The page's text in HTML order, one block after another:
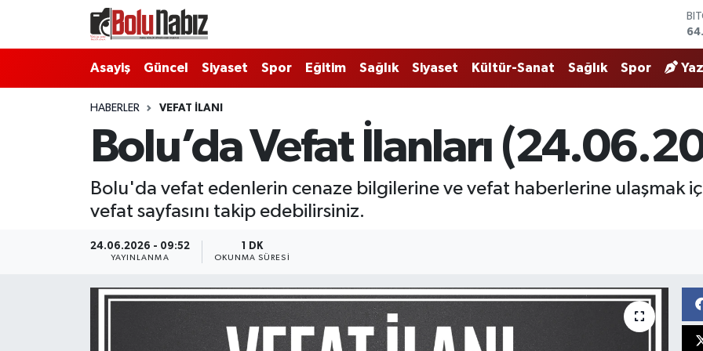
Asayiş Güncel Siyaset Spor Eğitim Sağlık Siyaset Kültür-Sanat Sağlık Spor
HABERLER VEFAT İLANI
Bolu’da Vefat İlanları
Bolu'da vefat edenlerin cenaze bilgilerine ve vefat haberlerine ulaşmak
vefat sayfasını takip edebilirsiniz.
24.06.2026 - 09:52
YAYINLANMA
1 DK
OKUNMA SÜRESI
Bolu Namaz Vakitleri
Bolu Trafik Yoğunluk Haritası
Süper Lig Puan Durumu ve Fikstür
Tüm Manşetler
Son Dakika Haberleri